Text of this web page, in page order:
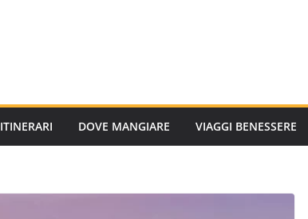
ITINERARI DOVE MANGIARE VIAGGI BENESSERE